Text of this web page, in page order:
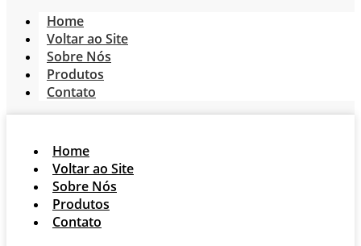
Home
Voltar ao Site
Sobre Nós
Produtos
Contato
Home
Voltar ao Site
Sobre Nós
Produtos
Contato